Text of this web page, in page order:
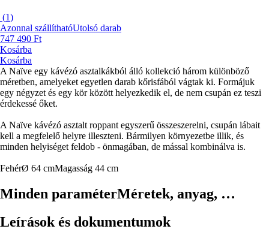
(1)
Azonnal szállíthatóUtolsó darab
747 490 Ft
Kosárba
Kosárba
A Naïve egy kávézó asztalkákból álló kollekció három különböző
méretben, amelyeket egyetlen darab kőrisfából vágtak ki. Formájuk
egy négyzet és egy kör között helyezkedik el, de nem csupán ez teszi
érdekessé őket.
A Naïve kávézó asztalt roppant egyszerű összeszerelni, csupán lábait
kell a megfelelő helyre illeszteni. Bármilyen környezetbe illik, és
minden helyiséget feldob - önmagában, de mással kombinálva is.
FehérØ 64 cmMagasság 44 cm
Minden paraméterMéretek, anyag, …
Leírások és dokumentumok